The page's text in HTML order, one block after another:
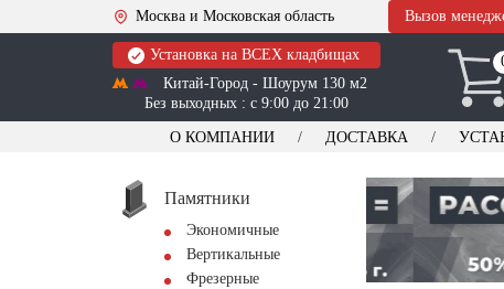
Москва и Московская область Вызов
Установка на ВСЕХ кладбищах
Китай-Город - Шоурум 130 м2
Без выходных : с 9:00 до 21:00
О КОМПАНИИ ДОСТАВКА
Памятники
Экономичные
Вертикальные
Фрезерные